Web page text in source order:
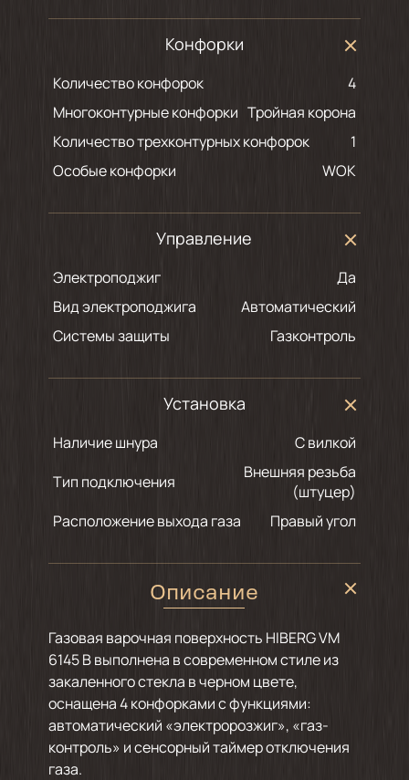
Конфорки
Количество конфорок
4
Многоконтурные конфорки
Тройная корона
Количество трехконтурных конфорок
1
Особые конфорки
WOK
Управление
Электроподжиг
Да
Вид электроподжига
Автоматический
Системы защиты
Газконтроль
Установка
Наличие шнура
С вилкой
Тип подключения
Внешняя резьба
(штуцер)
Расположение выхода газа
Правый угол
Описание
Газовая варочная поверхность HIBERG VM
6145 B выполнена в современном стиле из
закаленного стекла в черном цвете,
оснащена 4 конфорками с функциями:
автоматический «электророзжиг», «газ-
контроль» и сенсорный таймер отключения
газа.